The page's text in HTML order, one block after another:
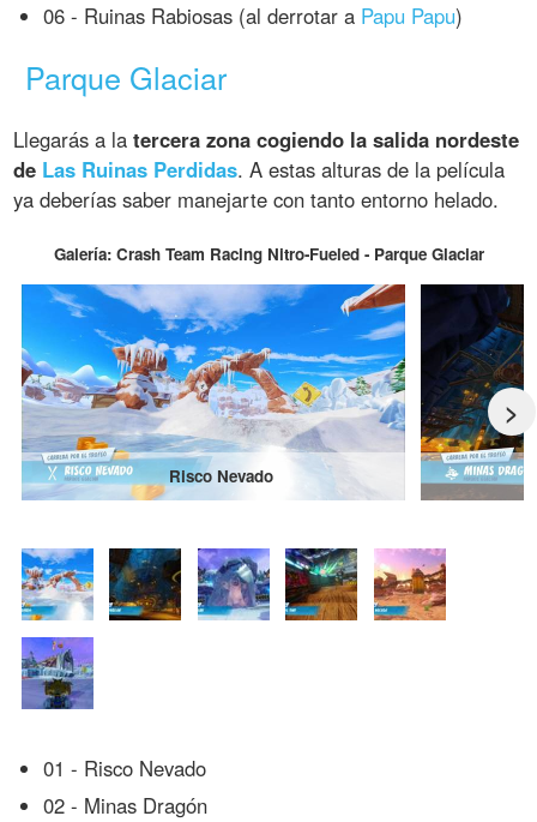
06 - Ruinas Rabiosas (al derrotar a Papu Papu)
Parque Glaciar
Llegarás a latercera zona cogiendo la salida nordeste
de Las Ruinas Perdidas. A estas alturas de la película
ya deberías saber manejarte con tanto entorno helado.
Galería: Crash Team Racing Nitro-Fueled - Parque Glaciar
>
Risco Nevado
01 - Risco Nevado
02 - Minas Dragón